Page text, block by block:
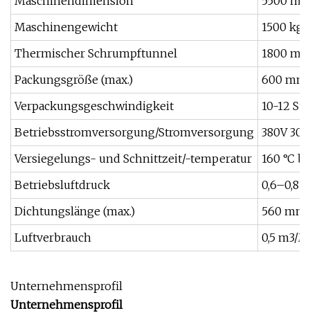
Maschinengewicht
1500 kg
Thermischer Schrumpftunnel
1800
Packungsgröße (max.)
600 mm
Verpackungsgeschwindigkeit
10-12
Betriebsstromversorgung/Stromversorgung 380V
Versiegelungs- und Schnittzeit/-temperatur
160 °C
Betriebsluftdruck
0,6–0,8
Dichtungslänge (max.)
560 mm
Luftverbrauch
0,5 m3/
Unternehmensprofil
Unternehmensprofil